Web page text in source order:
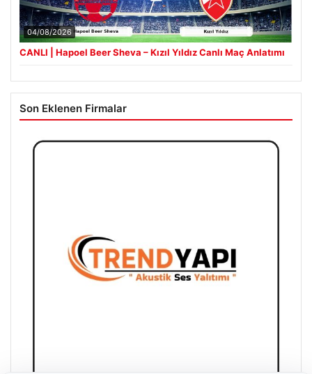
04/08/2026
CANLI | Hapoel Beer Sheva – Kızıl Yıldız Canlı Maç Anlatımı
Son Eklenen Firmalar